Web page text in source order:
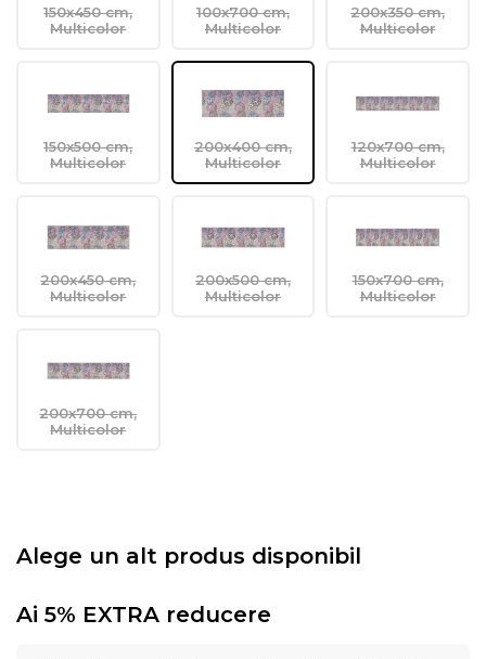
150x450 cm,
Multicolor
100x700 cm,
Multicolor
200x350 cm,
Multicolor
150x500 cm,
Multicolor
200x400 cm,
Multicolor
120x700 cm,
Multicolor
200x450 cm,
Multicolor
200x500 cm,
Multicolor
150x700 cm,
Multicolor
200x700 cm,
Multicolor
Alege un alt produs disponibil
Ai 5% EXTRA reducere